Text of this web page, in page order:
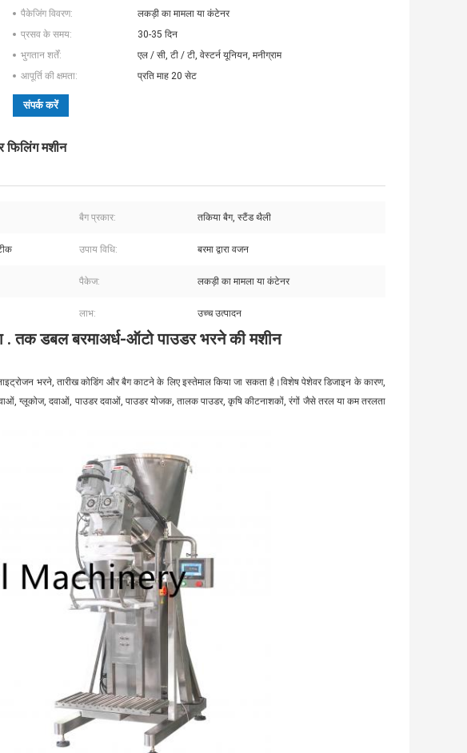
पैकेजिंग विवरण:
लकड़ी का मामला या कंटेनर
प्रसव के समय:
30-35 दिन
भुगतान शर्तें:
एल / सी, टी / टी, वेस्टर्न यूनियन, मनीग्राम
आपूर्ति की क्षमता:
प्रति माह 20 सेट
संपर्क करें
फिलिंग मशीन
बैग प्रकार: तकिया बैग, स्टैंड थैली
उपाय विधि: बरमा द्वारा वजन
पैकेज: लकड़ी का मामला या कंटेनर
लाभ: उच्च उत्पादन
. तकडबल बरमाअर्ध-ऑटो पाउडर भरने की मशीन
भरने, तारीख कोडिंग और बैग काटने के लिए इस्तेमाल किया जा सकता है।विशेष पेशेवर डिजाइन के कारण,
ग्लूकोज, दवाओं, पाउडर दवाओं, पाउडर योजक, तालक पाउडर, कृषि कीटनाशकों, रंगों जैसे तरल या कम तरलता